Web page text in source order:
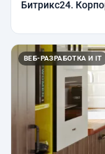
Битрикс24.
ВЕБ-РАЗРАБОТКА И IT